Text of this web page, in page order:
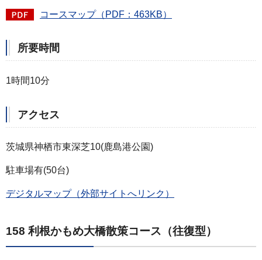
コースマップ（PDF：463KB）
所要時間
1時間10分
アクセス
茨城県神栖市東深芝10(鹿島港公園)
駐車場有(50台)
デジタルマップ（外部サイトへリンク）
158 利根かもめ大橋散策コース（往復型）